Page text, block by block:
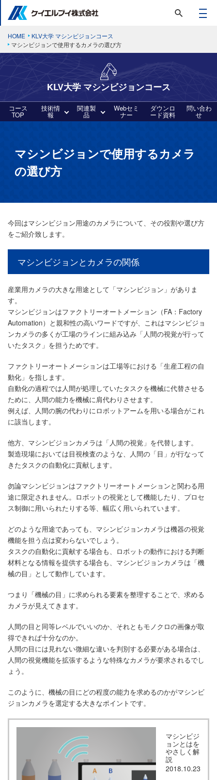
HOME
KLV大学 マシンビジョンコース
マシンビジョンで使用するカメラの選び方
KLV大学 マシンビジョンコース
コース
TOP
技術情
報
関連製
品
Webセミ
ナー
ダウンロ
ード資料
問い合わ
せ
マシンビジョンで使用するカメラ
の選び方
今回はマシンビジョン用途のカメラについて、その役割や選び方
をご紹介致します。
マシンビジョンとカメラの関係
産業用カメラの大きな用途として「マシンビジョン」がありま
す。
マシンビジョンはファクトリーオートメーション（FA：Factory
Automation）と親和性の高いワードですが、これはマシンビジョ
ンカメラの多くが工場のラインに組み込み「人間の視覚が行って
いたタスク」を担うためです。
ファクトリーオートメーションは工場等における「生産工程の自
動化」を指します。
自動化の過程では人間が処理していたタスクを機械に代替させる
ために、人間の能力を機械に肩代わりさせます。
例えば、人間の腕の代わりにロボットアームを用いる場合がこれ
に該当します。
他方、マシンビジョンカメラは「人間の視覚」を代替します。
製造現場においては目視検査のような、人間の「目」が行なって
きたタスクの自動化に貢献します。
勿論マシンビジョンはファクトリーオートメーションと関わる用
途に限定されません。ロボットの視覚として機能したり、プロセ
ス制御に用いられたりする等、幅広く用いられています。
どのような用途であっても、マシンビジョンカメラは機器の視覚
機能を担う点は変わらないでしょう。
タスクの自動化に貢献する場合も、ロボットの動作における判断
材料となる情報を提供する場合も、マシンビジョンカメラは「機
械の目」として動作しています。
つまり「機械の目」に求められる要素を整理することで、求める
カメラが見えてきます。
人間の目と同等レベルでいいのか、それともモノクロの画像が取
得できれば十分なのか。
人間の目には見れない微細な違いを判別する必要がある場合は、
人間の視覚機能を拡張するような特殊なカメラが要求されるでし
ょう。
このように、機械の目にどの程度の能力を求めるのかがマシンビ
ジョンカメラを選定する大きなポイントです。
マシンビジ
ョンとはを
やさしく解
説
2018.10.23